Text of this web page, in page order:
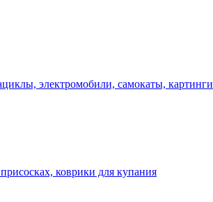
электромобили, самокаты, картинги
коврики для купания